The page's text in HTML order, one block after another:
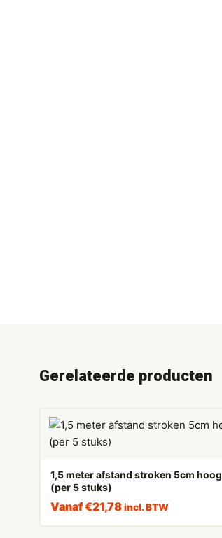
Gerelateerde producten
1,5 meter afstand stroken 5cm hoog
(per 5 stuks)
Vanaf€21,78 incl. BTW